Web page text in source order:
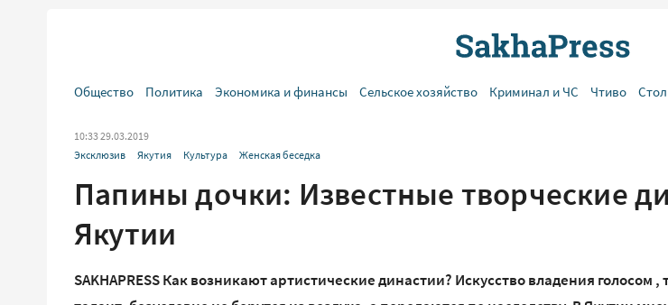
Общество Политика Экономика и финансы Сельское хозяйство Криминал и ЧС Чтиво
10:33 29.03.2019
Эксклюзив
Якутия Культура Женская беседка
Папины дочки: Известные творческие
Якутии
SAKHAPRESS Как возникают артистические династии? Искусство владения голосом ,